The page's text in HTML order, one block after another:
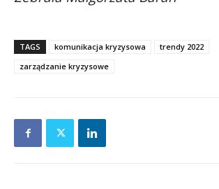
TAGS komunikacja kryzysowa
trendy 2022
zarządzanie kryzysowe